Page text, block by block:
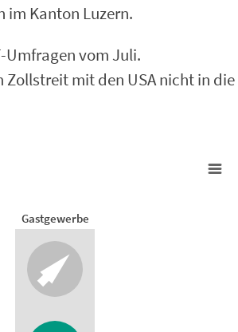
im Kanton Luzern.
Umfragen vom Juli.
mit den USA nicht in die
Gastgewerbe